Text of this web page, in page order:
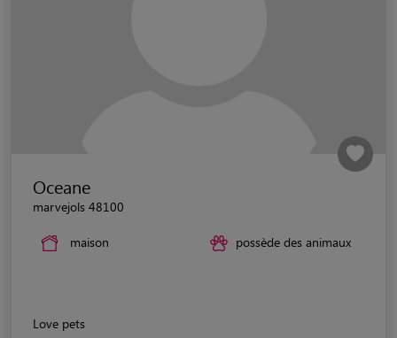
Oceane
marvejols 48100
maison possède des animaux
Love pets